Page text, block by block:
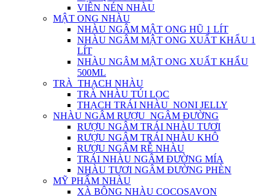
VIÊN NÉN NHÀU
MẬT ONG NHÀU
NHÀU NGÂM MẬT ONG HŨ 1 LÍT
NHÀU NGÂM MẬT ONG XUẤT KHẨU 1
LÍT
NHÀU NGÂM MẬT ONG XUẤT KHẨU
500ML
TRÀ_THẠCH NHÀU
TRÀ NHÀU TÚI LỌC
THẠCH TRÁI NHÀU_NONI JELLY
NHÀU NGÂM RƯỢU_NGÂM ĐƯỜNG
RƯỢU NGÂM TRÁI NHÀU TƯƠI
RƯỢU NGÂM TRÁI NHÀU KHÔ
RƯỢU NGÂM RỄ NHÀU
TRÁI NHÀU NGÂM ĐƯỜNG MÍA
NHÀU TƯƠI NGÂM ĐƯỜNG PHÈN
MỸ PHẨM NHÀU
XÀ BÔNG NHÀU COCOSAVON